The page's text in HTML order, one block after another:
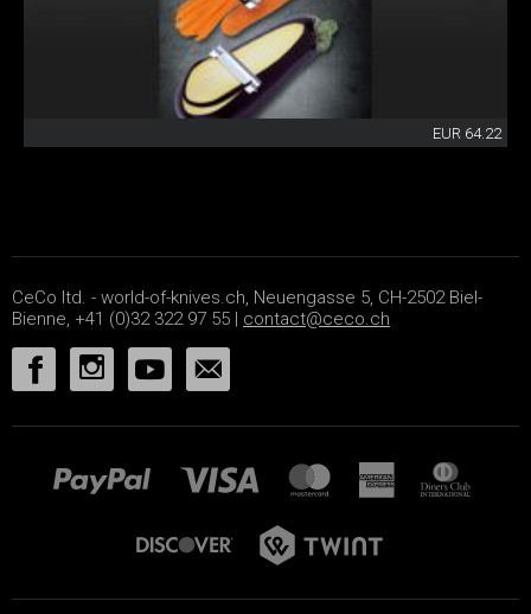
EUR 64.22
CeCo ltd. - world-of-knives.ch, Neuengasse 5, CH-2502 Biel-
Bienne, +41 (0)32 322 97 55 | contact@ceco.ch